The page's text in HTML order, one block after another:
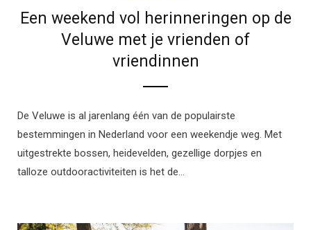
Een weekend vol herinneringen op de
Veluwe met je vrienden of
vriendinnen
De Veluwe is al jarenlang één van de populairste
bestemmingen in Nederland voor een weekendje weg. Met
uitgestrekte bossen, heidevelden, gezellige dorpjes en
talloze outdooractiviteiten is het de…